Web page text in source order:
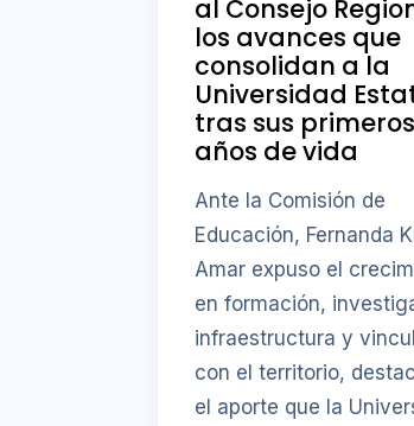
al Consejo
los avances que
consolidan a la
Universidad
tras sus primeros
años de vida
Ante la Comisión de
Educación, Fernanda
Amar expuso el
en formación,
infraestructura y
con el territorio,
el aporte que la